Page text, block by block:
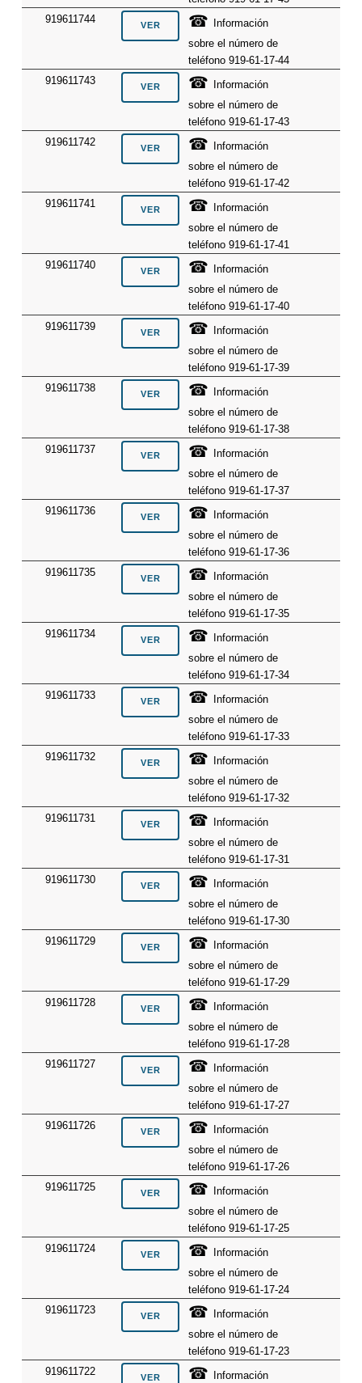
919611744
☎
Información
sobre el número de
teléfono 919-61-17-44
919611743
☎
Información
sobre el número de
teléfono 919-61-17-43
919611742
☎
Información
sobre el número de
teléfono 919-61-17-42
919611741
☎
Información
sobre el número de
teléfono 919-61-17-41
919611740
☎
Información
sobre el número de
teléfono 919-61-17-40
919611739
☎
Información
sobre el número de
teléfono 919-61-17-39
919611738
☎
Información
sobre el número de
teléfono 919-61-17-38
919611737
☎
Información
sobre el número de
teléfono 919-61-17-37
919611736
☎
Información
sobre el número de
teléfono 919-61-17-36
919611735
☎
Información
sobre el número de
teléfono 919-61-17-35
919611734
☎
Información
sobre el número de
teléfono 919-61-17-34
919611733
☎
Información
sobre el número de
teléfono 919-61-17-33
919611732
☎
Información
sobre el número de
teléfono 919-61-17-32
919611731
☎
Información
sobre el número de
teléfono 919-61-17-31
919611730
☎
Información
sobre el número de
teléfono 919-61-17-30
919611729
☎
Información
sobre el número de
teléfono 919-61-17-29
919611728
☎
Información
sobre el número de
teléfono 919-61-17-28
919611727
☎
Información
sobre el número de
teléfono 919-61-17-27
919611726
☎
Información
sobre el número de
teléfono 919-61-17-26
919611725
☎
Información
sobre el número de
teléfono 919-61-17-25
919611724
☎
Información
sobre el número de
teléfono 919-61-17-24
919611723
☎
Información
sobre el número de
teléfono 919-61-17-23
919611722
☎
Información